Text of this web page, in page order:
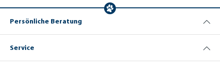
Persönliche Beratung
Service